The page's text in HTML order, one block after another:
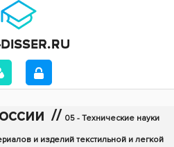
// 05 - Технические науки
и изделий текстильной и легкой